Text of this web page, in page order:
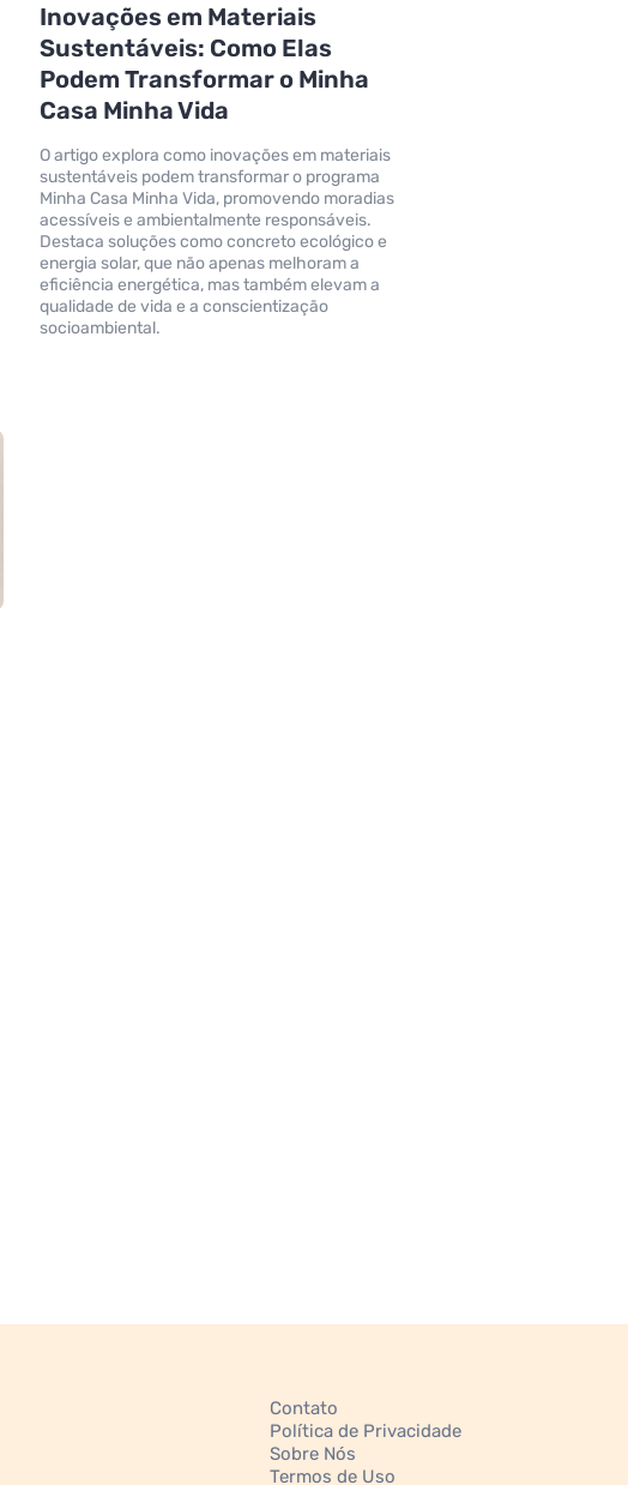
Inovações em Materiais
Sustentáveis: Como Elas
Podem Transformar o Minha
Casa Minha Vida
O artigo explora como inovações em materiais
sustentáveis podem transformar o programa
Minha Casa Minha Vida, promovendo moradias
acessíveis e ambientalmente responsáveis.
Destaca soluções como concreto ecológico e
energia solar, que não apenas melhoram a
eficiência energética, mas também elevam a
qualidade de vida e a conscientização
socioambiental.
Contato
Política de Privacidade
Sobre Nós
Termos de Uso